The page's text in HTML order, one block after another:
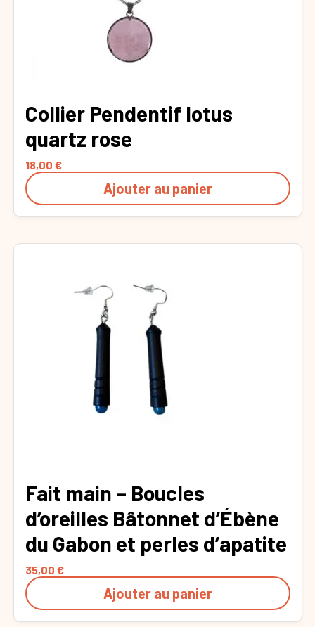
Collier Pendentif lotus
quartz rose
18,00 €
Ajouter au panier
Fait main – Boucles
d’oreilles Bâtonnet d’Ébène
du Gabon et perles d’apatite
35,00 €
Ajouter au panier